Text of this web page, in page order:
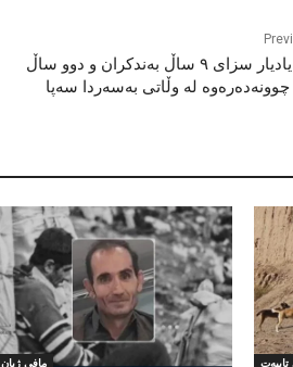
ڕەسووڵ یادیار سزای ٩ ساڵ بەندکران و دوو ساڵ
لە وڵاتی بەسەردا سەپا
تایبەت مافی ژیان